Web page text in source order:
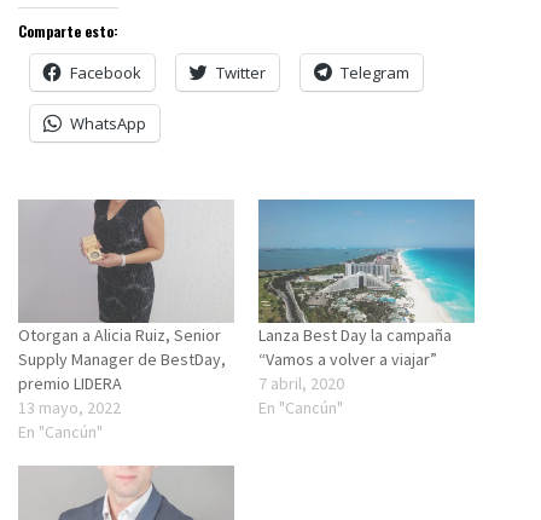
Comparte esto:
Facebook Twitter Telegram
WhatsApp
Otorgan a Alicia Ruiz, Senior
Supply Manager de BestDay,
premio LIDERA
13 mayo, 2022
En "Cancún"
Lanza Best Day la campaña
“Vamos a volver a viajar”
7 abril, 2020
En "Cancún"